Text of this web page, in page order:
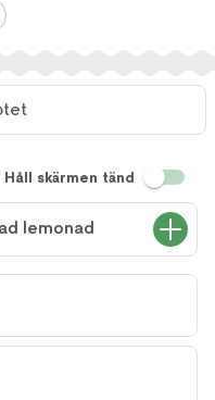
Håll skärmen tänd
lemonad